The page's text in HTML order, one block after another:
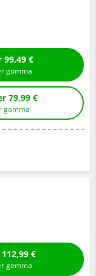
montaggio per 99,49 €
gomma
senza montaggio per 79,99 €
gomma
montaggio per 112,99 €
gomma